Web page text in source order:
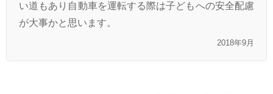
い道もあり自動車を運転する際は子どもへの安全配慮
が大事かと思います。
2018年9月